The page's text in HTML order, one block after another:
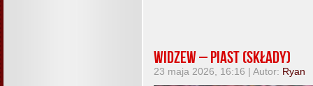
Widzew – Piast (składy)
23 maja 2026, 16:16 | Autor: Ryan